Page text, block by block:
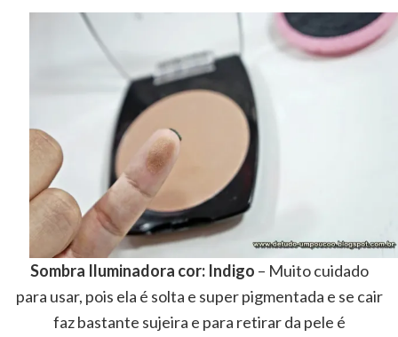
Sombra Iluminadora cor: Indigo – Muito cuidado
para usar, pois ela é solta e super pigmentada e se cair
faz bastante sujeira e para retirar da pele é